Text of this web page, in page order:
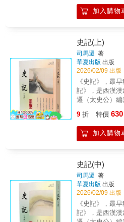
而司馬談和司
這部「史家之絕唱」！ 翻開書
名師呂世浩引
的智慧。
字不容；遣詞造
能。」——唐‧
偉大的歷史著
體史學，同時也
傳體是以人物為
的各個朝代史書
中，我們精選
懂的方式將《
獨一無二的紀
史，都被司馬
《史記》原書總
記》中描寫的
對歷史的卓越見
動，生動地展
記》充滿了司
客觀的史書不
之絕唱，無韻之
足珍貴的史學價
軍事、思想、民
世保存大量的
記》不僅是歷
加入購物
史記(上)
司馬遷 著
華夏出版 出版
2026/02/09 出版
《史記》，最
記》，是西漢
遷（太史公）編
國歷史，與後來
《三國志》合稱
卷、世家30卷
高山寺藏中國
為現藏於臺灣中
宋「景祐本」《
別版補配）、及
三家註》。作
古今之變，成
的史識，對後
9 折 特價 630
加入購物
史記(中)
司馬遷 著
華夏出版 出版
2026/02/09 出版
《史記》，最
記》，是西漢